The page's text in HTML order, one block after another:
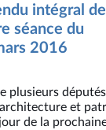
intégral de
séance du
2016
plusieurs députés
et
de la